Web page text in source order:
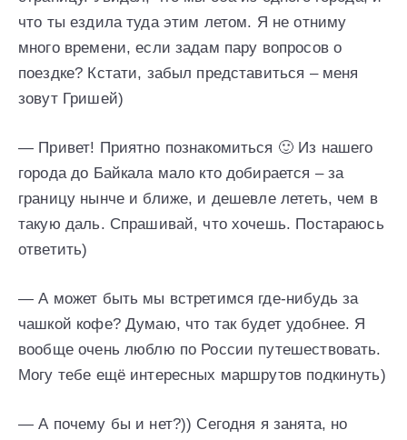
что ты ездила туда этим летом. Я не отниму
много времени, если задам пару вопросов о
поездке? Кстати, забыл представиться – меня
зовут Гришей)
— Привет! Приятно познакомиться 🙂 Из нашего
города до Байкала мало кто добирается – за
границу нынче и ближе, и дешевле лететь, чем в
такую даль. Спрашивай, что хочешь. Постараюсь
ответить)
— А может быть мы встретимся где-нибудь за
чашкой кофе? Думаю, что так будет удобнее. Я
вообще очень люблю по России путешествовать.
Могу тебе ещё интересных маршрутов подкинуть)
— А почему бы и нет?)) Сегодня я занята, но